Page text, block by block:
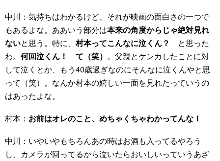
中川：気持ちはわかるけど、それが映画の面白さの一つで
もあるよな。ああいう部分は本来の角度からじゃ絶対見れ
ないと思う。特に、村本ってこんなに泣くん？
と思った
わ。 何回泣くん！ て（笑） 。父親とケンカしたことに対
して泣くとか、もう40歳過ぎなのにそんなに泣くんやと思
って（笑）。なんか村本の嬉しい一面を見れたっていうの
はあったよな。
村本： お前はオレのこと、めちゃくちゃわかってんな！
中川：いやいやもちろんあの時はお酒も入ってるやろう
し、カメラが回ってるから泣いたらおいしいっていうあざ